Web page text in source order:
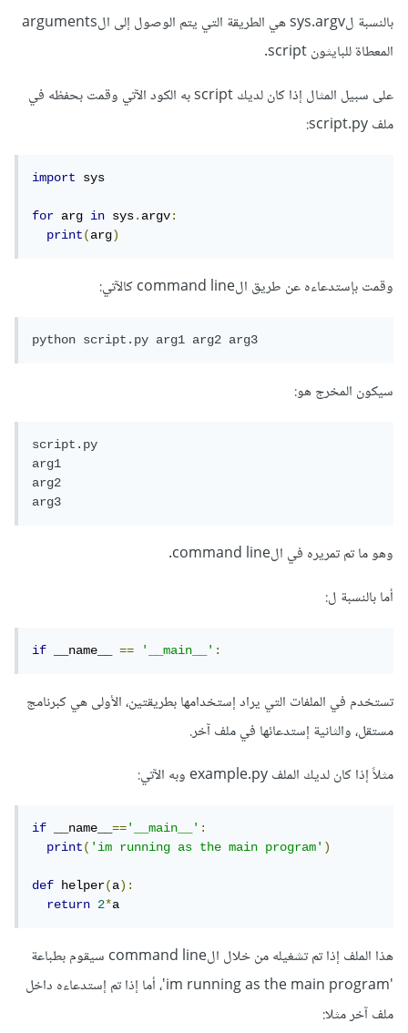
بالنسبة لsys.argv هي الطريقة التي يتم الوصول إلى الarguments
المعطاة للبايثون script.
على سبيل المثال إذا كان لديك script به الكود الآتي وقمت بحفظه في
ملف script.py:
import sys
for arg in sys.argv:
print(arg)
وقمت بإستدعاءه عن طريق الcommand line كالآتي:
python script.py arg1 arg2 arg3
سيكون المخرج هو:
script.py
arg1
arg2
arg3
وهو ما تم تمريره في الcommand line.
أما بالنسبة ل:
if __name__ == '__main__':
تستخدم في الملفات التي يراد إستخدامها بطريقتين، الأولى هي كبرنامج
مستقل، والثانية إستدعائها في ملف آخر.
مثلاً إذا كان لديك الملف example.py وبه الآتي:
if __name__=='__main__':
print('im running as the main program')
def helper(a):
return
2*a
هذا الملف إذا تم تشغيله من خلال الcommand line سيقوم بطباعة
'im running as the main program'، أما إذا تم إستدعاءه داخل
ملف آخر مثلا: